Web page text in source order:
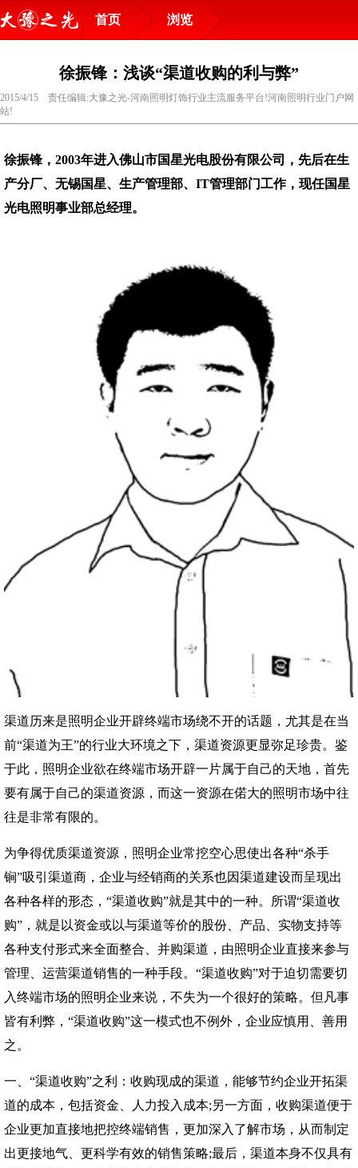
首页 浏览
徐振锋：浅谈“渠道收购的利与弊”
2015/4/15 责任编辑:大豫之光-河南照明灯饰行业主流服务平台!河南照明行业门户网
站!
徐振锋，2003年进入佛山市国星光电股份有限公司，先后在生
产分厂、无锡国星、生产管理部、IT管理部门工作，现任国星
光电照明事业部总经理。
渠道历来是照明企业开辟终端市场绕不开的话题，尤其是在当
前“渠道为王”的行业大环境之下，渠道资源更显弥足珍贵。鉴
于此，照明企业欲在终端市场开辟一片属于自己的天地，首先
要有属于自己的渠道资源，而这一资源在偌大的照明市场中往
往是非常有限的。
为争得优质渠道资源，照明企业常挖空心思使出各种“杀手
锏”吸引渠道商，企业与经销商的关系也因渠道建设而呈现出
各种各样的形态，“渠道收购”就是其中的一种。所谓“渠道收
购”，就是以资金或以与渠道等价的股份、产品、实物支持等
各种支付形式来全面整合、并购渠道，由照明企业直接来参与
管理、运营渠道销售的一种手段。“渠道收购”对于迫切需要切
入终端市场的照明企业来说，不失为一个很好的策略。但凡事
皆有利弊，“渠道收购”这一模式也不例外，企业应慎用、善用
之。
一、“渠道收购”之利：收购现成的渠道，能够节约企业开拓渠
道的成本，包括资金、人力投入成本;另一方面，收购渠道便于
企业更加直接地把控终端销售，更加深入了解市场，从而制定
出更接地气、更科学有效的销售策略;最后，渠道本身不仅具有